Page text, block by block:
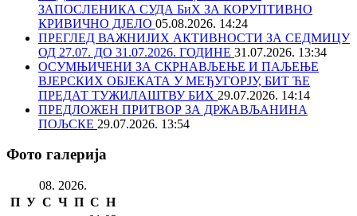
ЗАПОСЛЕНИКА СУДА БиХ ЗА КОРУПТИВНО
КРИВИЧНО ДЈЕЛО 05.08.2026. 14:24
ПРЕГЛЕД ВАЖНИЈИХ АКТИВНОСТИ ЗА СЕДМИЦУ
ОД 27.07. ДО 31.07.2026. ГОДИНЕ 31.07.2026. 13:34
ОСУМЊИЧЕНИ ЗА СКРНАВЉЕЊЕ И ПАЉЕЊЕ
ВЈЕРСКИХ ОБЈЕКАТА У МЕЂУГОРЈУ, БИТ ЋЕ
ПРЕДАТ ТУЖИЛАШТВУ БИХ 29.07.2026. 14:14
ПРЕДЛОЖЕН ПРИТВОР ЗА ДРЖАВЉАНИНА
ПОЉСКЕ 29.07.2026. 13:54
Фото галерија
08. 2026.
П У С Ч П С Н